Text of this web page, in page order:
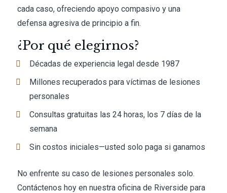
cada caso, ofreciendo apoyo compasivo y una
defensa agresiva de principio a fin.
¿Por qué elegirnos?
Décadas de experiencia legal desde 1987
Millones recuperados para víctimas de lesiones
personales
Consultas gratuitas las 24 horas, los 7 días de la
semana
Sin costos iniciales—usted solo paga si ganamos
No enfrente su caso de lesiones personales solo.
Contáctenos hoy en nuestra oficina de Riverside para